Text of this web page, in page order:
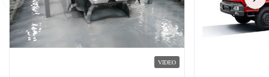
VIDEO